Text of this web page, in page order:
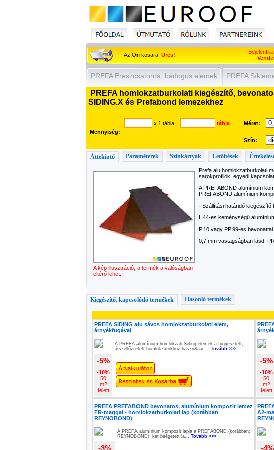
Az Ön kosara: Üres!
PREFA Ereszcsatorna, bádogos elemek PREFA
PREFA homlokzatburkolati kiegészítő,
SIDING.X és Prefabond lemezekhez
Mennyiség:
x 1 tábla = tábla Méret:
Szín:
Áttekintő Paraméterek Színkártyák Letöltések
A kép illusztráció, a termék a valóságban
eltérő lehet.
Prefa alu homlokzatburkolati
sarokprofilok, egyedi
A PREFABOND alumínium
PREFABOND alumínium
· Szállítási határidő
H44-es keménységű
P.10 vagy PP.99-es
0,7 mm vastagságban lásd:
Kiegészítő, kapcsolódó termékek Hasonló termékek
PREFA SIDING alu sávos homlokzatburkolati elem,
árnyékfugával
A PREFA alumínium-homlokzati Siding elemek a függesztett,
átszellőztetett homlokzatokhoz haszn&aac... Tovább >>>
-5%
-10%
50
m2
felett
-5%
-10%
50
m2
felett
PREFA PREFABOND bevonatos, alumínium kompozit lemez
FR-maggal - homlokzatburkolati lap (korábban
REYNOBOND)
A PREFA alumínium kompozit lapja a PREFABOND (korábban:
REYNOBOND) két beégetett la... Tovább >>>
-3%
A2-
-4%